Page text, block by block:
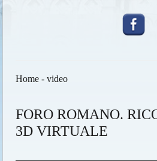
Home -video
FORO ROMANO.
3D VIRTUALE